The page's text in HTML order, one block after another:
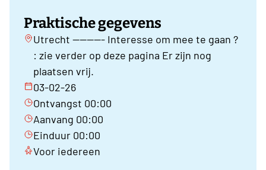
Praktische gegevens
Utrecht --------- Interesse om mee te gaan ?
: zie verder op deze pagina Er zijn nog
plaatsen vrij.
03-02-26
Ontvangst 00:00
Aanvang 00:00
Einduur 00:00
Voor iedereen